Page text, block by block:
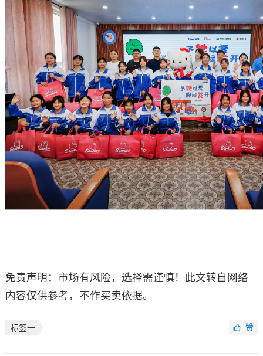
免责声明：市场有风险，选择需谨慎！此文转自网络
内容仅供参考，不作买卖依据。
标签一 赞